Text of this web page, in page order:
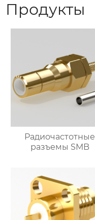
Продукты
Радиочастотные
разъемы SMB